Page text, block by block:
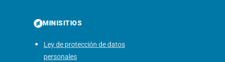
MINISITIOS
Ley de protección de datos
personales